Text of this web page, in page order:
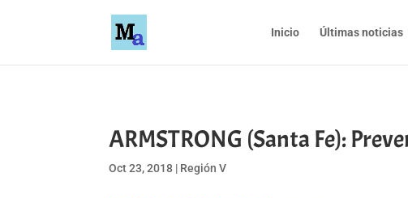
Inicio Últimas noticias
ARMSTRONG (Santa Fe):
Oct 23, 2018 | Región V